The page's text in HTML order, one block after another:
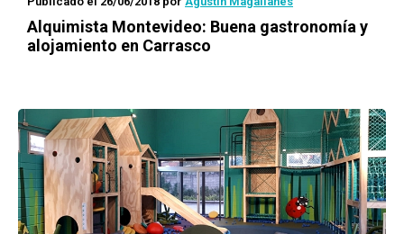
Alquimista Montevideo: Buena gastronomía y
alojamiento en Carrasco